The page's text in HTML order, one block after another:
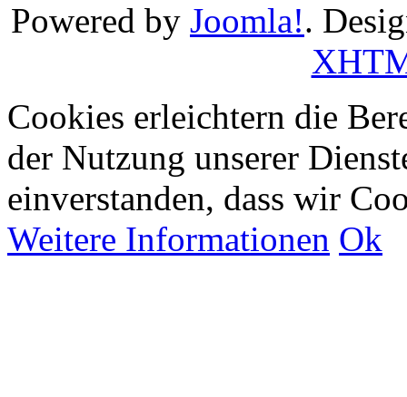
Powered by Joomla!.
Cookies erleichtern die
der Nutzung unserer
einverstanden, dass wir
Weitere Informationen Ok